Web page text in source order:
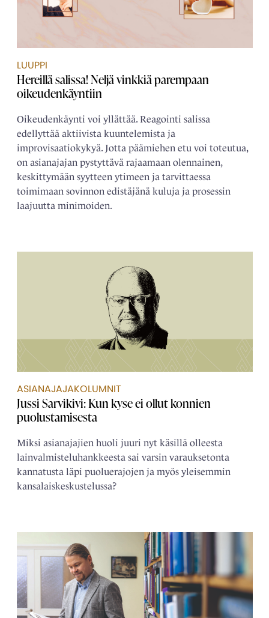
LUUPPI
Hereillä salissa! Neljä vinkkiä parempaan
oikeudenkäyntiin
Oikeudenkäynti voi yllättää. Reagointi salissa
edellyttää aktiivista kuuntelemista ja
improvisaatiokykyä. Jotta päämiehen etu voi toteutua,
on asianajajan pystyttävä rajaamaan olennainen,
keskittymään syytteen ytimeen ja tarvittaessa
toimimaan sovinnon edistäjänä kuluja ja prosessin
laajuutta minimoiden.
ASIANAJAJAKOLUMNIT
Jussi Sarvikivi: Kun kyse ei ollut konnien
puolustamisesta
Miksi asianajajien huoli juuri nyt käsillä olleesta
lainvalmisteluhankkeesta sai varsin varauksetonta
kannatusta läpi puoluerajojen ja myös yleisemmin
kansalaiskeskustelussa?